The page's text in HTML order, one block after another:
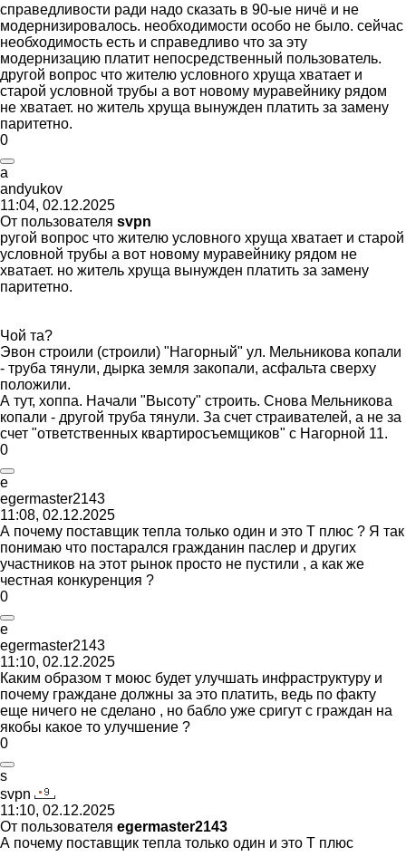
справедливости ради надо сказать в 90-ые ничё и не
модернизировалось. необходимости особо не было. сейчас
необходимость есть и справедливо что за эту
модернизацию платит непосредственный пользователь.
другой вопрос что жителю условного хруща хватает и
старой условной трубы а вот новому муравейнику рядом
не хватает. но житель хруща вынужден платить за замену
паритетно.
0
a
andyukov
11:04, 02.12.2025
От пользователя svpn
ругой вопрос что жителю условного хруща хватает и старой
условной трубы а вот новому муравейнику рядом не
хватает. но житель хруща вынужден платить за замену
паритетно.
Чой та?
Эвон строили (строили) "Нагорный" ул. Мельникова копали
- труба тянули, дырка земля закопали, асфальта сверху
положили.
А тут, хоппа. Начали "Высоту" строить. Снова Мельникова
копали - другой труба тянули. За счет страивателей, а не за
счет "ответственных квартиросъемщиков" с Нагорной 11.
0
e
egermaster2143
11:08, 02.12.2025
А почему поставщик тепла только один и это Т плюс ? Я так
понимаю что постарался гражданин паслер и других
участников на этот рынок просто не пустили , а как же
честная конкуренция ?
0
e
egermaster2143
11:10, 02.12.2025
Каким образом т моюс будет улучшать инфраструктуру и
почему граждане должны за это платить, ведь по факту
еще ничего не сделано , но бабло уже сригут с граждан на
якобы какое то улучшение ?
0
s
svpn
11:10, 02.12.2025
От пользователя egermaster2143
А почему поставщик тепла только один и это Т плюс